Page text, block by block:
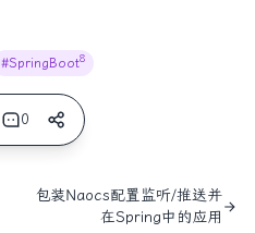
#SpringBoot8
0
包装Naocs配置监听/推送并
在Spring中的应用